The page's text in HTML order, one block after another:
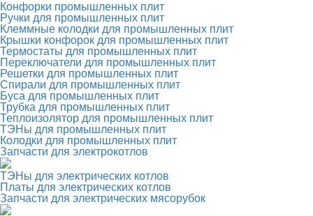
Конфорки промышленных плит
Ручки для промышленных плит
Клеммные колодки для промышленных плит
Крышки конфорок для промышленных плит
Термостаты для промышленных плит
Переключатели для промышленных плит
Решетки для промышленных плит
Спирали для промышленных плит
Буса для промышленных плит
Трубка для промышленных плит
Теплоизолятор для промышленных плит
ТЭНы для промышленных плит
Колодки для промышленных плит
Запчасти для электрокотлов
ТЭНы для электрических котлов
Платы для электрических котлов
Запчасти для электрических мясорубок